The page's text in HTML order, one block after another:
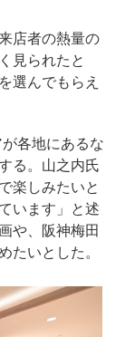
店者の熱量の
見られたと
選んでもらえ
各地にあるな
る。山之内氏
楽しみたいと
います」と述
や、阪神梅田
たいとした。